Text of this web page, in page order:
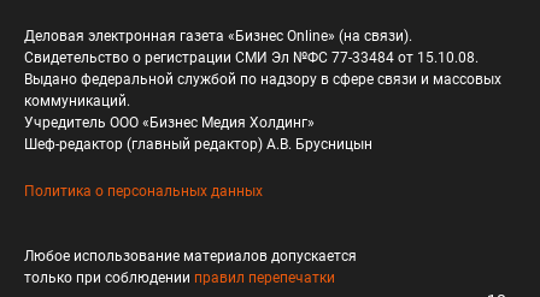
Деловая электронная газета «Бизнес Online» (на связи).
Свидетельство о регистрации СМИ Эл №ФС 77-33484 от 15.10.08.
Выдано федеральной службой по надзору в сфере связи и массовых
коммуникаций.
Учредитель ООО «Бизнес Медия Холдинг»
Шеф-редактор (главный редактор) А.В. Брусницын
Политика о персональных данных
Любое использование материалов допускается
только при соблюдении правил перепечатки